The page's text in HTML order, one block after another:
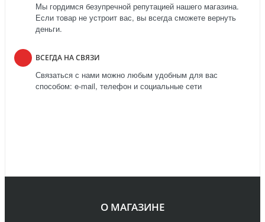
Мы гордимся безупречной репутацией нашего магазина.
Если товар не устроит вас, вы всегда сможете вернуть
деньги.
ВСЕГДА НА СВЯЗИ
Связаться с нами можно любым удобным для вас
способом: e-mail, телефон и социальные сети
О МАГАЗИНЕ